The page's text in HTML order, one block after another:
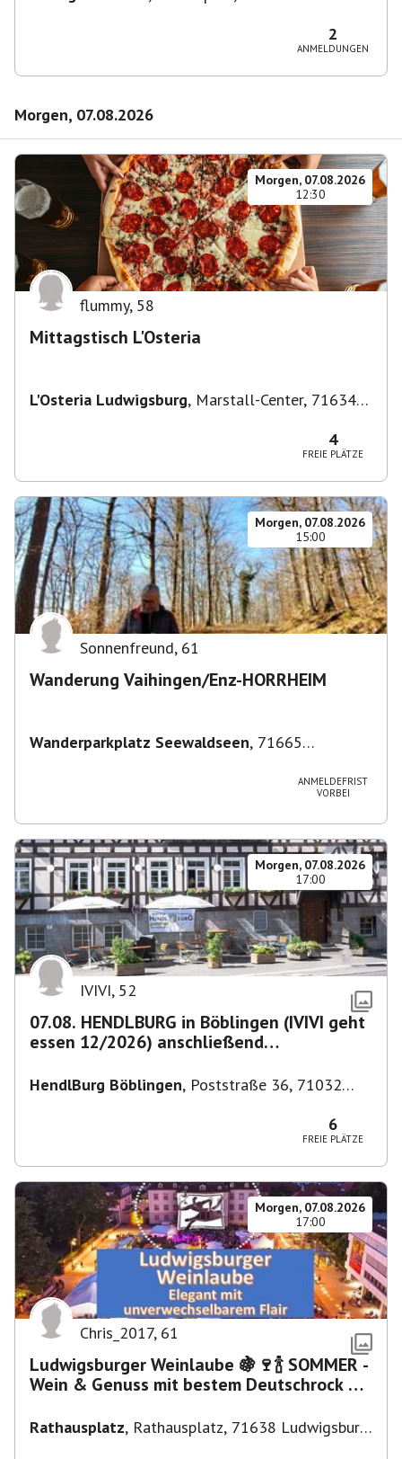
2
ANMELDUNGEN
Morgen, 07.08.2026
Morgen, 07.08.2026
12:30
flummy, 58
Mittagstisch L'Osteria
L'Osteria Ludwigsburg, Marstall-Center, 71634
4
FREIE PLÄTZE
Morgen, 07.08.2026
15:00
Sonnenfreund, 61
Wanderung Vaihingen/Enz-HORRHEIM
Wanderparkplatz Seewaldseen, 71665
ANMELDEFRIST
VORBEI
Morgen, 07.08.2026
17:00
IVIVI, 52
07.08. HENDLBURG in Böblingen (IVIVI geht
essen 12/2026) anschließend
HendlBurg Böblingen, Poststraße 36, 71032
6
FREIE PLÄTZE
Morgen, 07.08.2026
17:00
Chris_2017, 61
Ludwigsburger Weinlaube 🍇🍷🍾 SOMMER -
Wein & Genuss mit bestem Deutschrock 🎼
Rathausplatz, Rathausplatz, 71638 Ludwigsburg,